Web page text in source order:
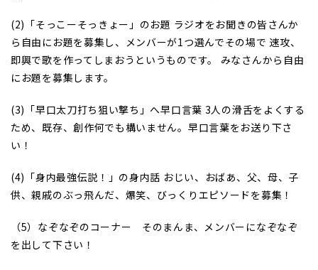
(2)「そっこーそっきょー」のお題 ラジオをお聞きの皆さんか
ら自由にお題を募集し、メンバーが1つ選んでその場で 速攻、
即興で歌を作ってしまおうというものです。 みなさんから自由
にお題を募集します。
(3)「早口太刀打ち狙い撃ち」へ早口言葉 3人の滑舌をよくする
ため、既存、創作何でも構いません。早口言葉をお送り下さ
い！
(4)「身内最強伝説！」の身内話 おじい、おばあ、父、母、子
供、親戚のぶっ飛んだ、爆笑、びっくりエピソードを募集！
（5）なぞなぞのコーナー そのまんま、メンバーになぞなぞ
を出して下さい！